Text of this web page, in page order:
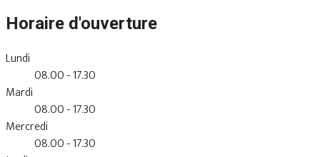
Horaire d'ouverture
Lundi
08.00 - 17.30
Mardi
08.00 - 17.30
Mercredi
08.00 - 17.30